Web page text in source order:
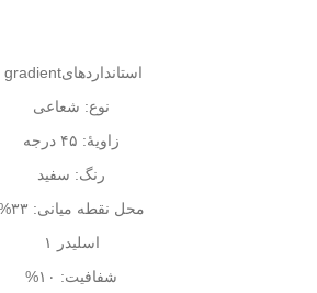
استاندارد‌هایgradient
نوع: شعاعی
زاویهٔ: ۴۵ درجه
رنگ: سفید
محل نقطه میانی: ۳۳%
اسلیدر ۱
شفافیت: ۱۰%